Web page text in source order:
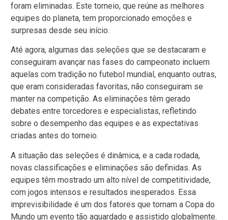
foram eliminadas. Este torneio, que reúne as melhores
equipes do planeta, tem proporcionado emoções e
surpresas desde seu início.
Até agora, algumas das seleções que se destacaram e
conseguiram avançar nas fases do campeonato incluem
aquelas com tradição no futebol mundial, enquanto outras,
que eram consideradas favoritas, não conseguiram se
manter na competição. As eliminações têm gerado
debates entre torcedores e especialistas, refletindo
sobre o desempenho das equipes e as expectativas
criadas antes do torneio.
A situação das seleções é dinâmica, e a cada rodada,
novas classificações e eliminações são definidas. As
equipes têm mostrado um alto nível de competitividade,
com jogos intensos e resultados inesperados. Essa
imprevisibilidade é um dos fatores que tornam a Copa do
Mundo um evento tão aguardado e assistido globalmente.